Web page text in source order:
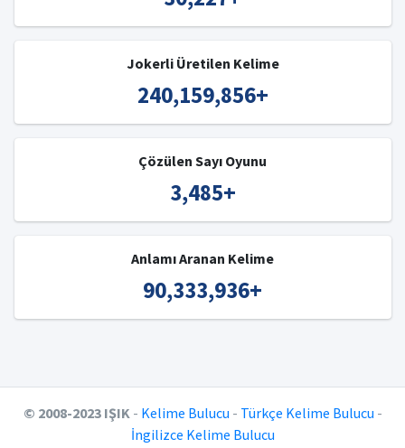
Jokerli Üretilen Kelime
240,159,856+
Çözülen Sayı Oyunu
3,485+
Anlamı Aranan Kelime
90,333,936+
© 2008-2023 IŞIK- Kelime Bulucu - Türkçe Kelime Bulucu -
İngilizce Kelime Bulucu